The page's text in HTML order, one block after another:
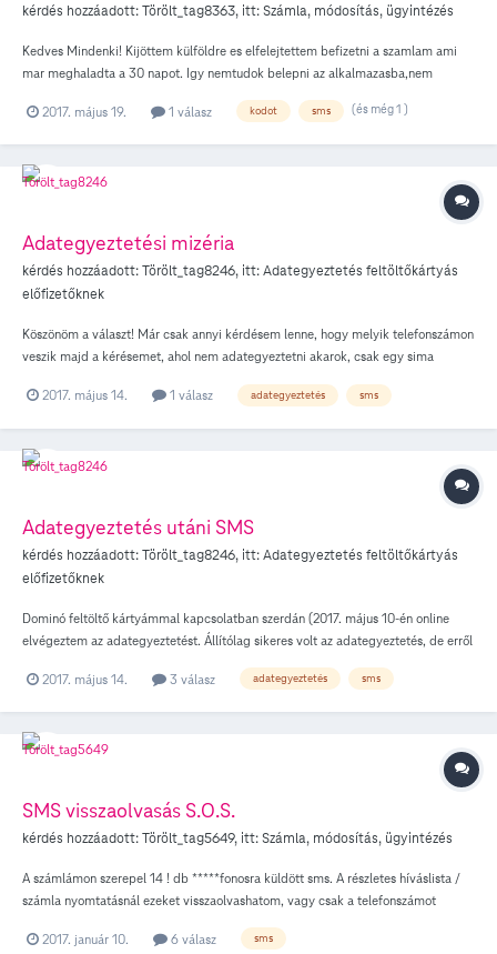
kérdés hozzáadott:Törölt_tag8363, itt:Számla, módosítás, ügyintézés
Kedves Mindenki! Kijöttem külföldre es elfelejtettem befizetni a szamlam ami
mar meghaladta a 30 napot. Igy nemtudok belepni az alkalmazasba,nem
innen kulfoldrol,h ujra aktivaljak a telefonszamom? Koszonom.
2017. május 19. 1 válasz kodot sms (és még 1 )
Adategyeztetési mizéria
kérdés hozzáadott:Törölt_tag8246, itt:Adategyeztetés feltöltőkártyás
előfizetőknek
Köszönöm a választ! Már csak annyi kérdésem lenne, hogy melyik telefonszámon
veszik majd a kérésemet, ahol nem adategyeztetni akarok, csak egy sima
problémára, ami sokakat érint.
2017. május 14. 1 válasz adategyeztetés sms
Adategyeztetés utáni SMS
kérdés hozzáadott:Törölt_tag8246, itt:Adategyeztetés feltöltőkártyás
előfizetőknek
Dominó feltöltő kártyámmal kapcsolatban szerdán (2017. május 10-én online
elvégeztem az adategyeztetést. Állítólag sikeres volt az adategyeztetés, de erről
munkanapon belül meg kellett volna érkeznie. Mi az oka a késedelemnek, ha
én elvégeztem ezt a kötelezően előírt egyeztetést?
2017. május 14. 3 válasz adategyeztetés sms
SMS visszaolvasás S.O.S.
kérdés hozzáadott:Törölt_tag5649, itt:Számla, módosítás, ügyintézés
A számlámon szerepel 14 ! db *****fonosra küldött sms. A részletes híváslista /
számla nyomtatásnál ezeket visszaolvashatom, vagy csak a telefonszámot
2017. január 10.
6 válasz sms